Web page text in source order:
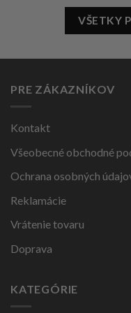
VŠETKY
PRE ZÁKAZNÍKOV
Kontakt
Všeobecné obchodné
Ochrana osobných
Reklamácie
Vrátenie tovaru
Doprava
KATEGÓRIE